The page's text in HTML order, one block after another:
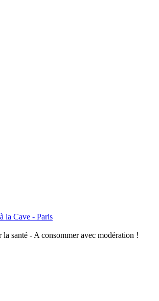
la Cave - Paris
santé - A consommer avec modération !